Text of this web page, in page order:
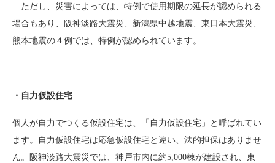
ただし、災害によっては、特例で使用期限の延長が認められる
場合もあり、阪神淡路大震災、新潟県中越地震、東日本大震災、
熊本地震の４例では、特例が認められています。
・自力仮設住宅
個人が自力でつくる仮設住宅は、「自力仮設住宅」と呼ばれてい
ます。自力仮設住宅は応急仮設住宅と違い、法的担保はありませ
ん。阪神淡路大震災では、神戸市内に約5,000棟が建設され、東